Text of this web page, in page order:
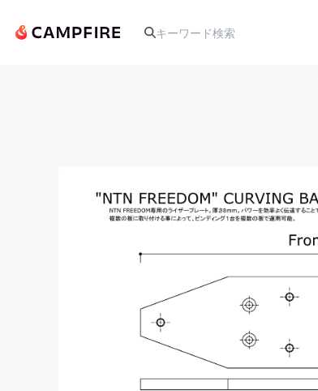
アート・写真
テクノロジー・ガジェット
映像・映画
ビジネス・起業
まちづくり・地域活性化